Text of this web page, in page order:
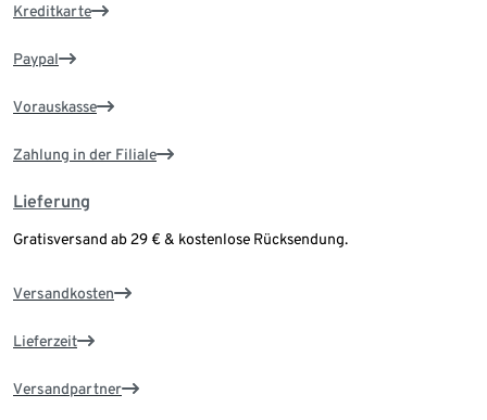
Kreditkarte
Paypal
Vorauskasse
Zahlung in der Filiale
Lieferung
Gratisversand ab 29 € & kostenlose Rücksendung.
Versandkosten
Lieferzeit
Versandpartner